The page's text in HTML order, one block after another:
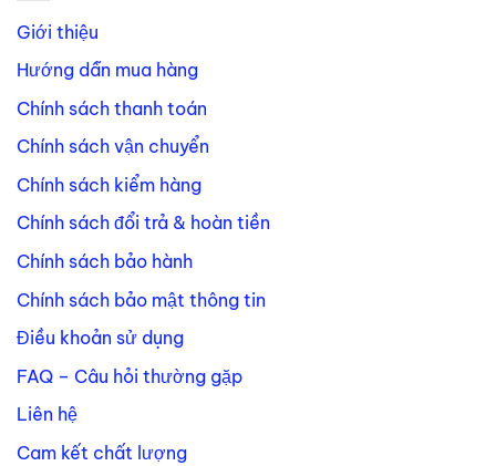
Giới thiệu
Hướng dẫn mua hàng
Chính sách thanh toán
Chính sách vận chuyển
Chính sách kiểm hàng
Chính sách đổi trả & hoàn tiền
Chính sách bảo hành
Chính sách bảo mật thông tin
Điều khoản sử dụng
FAQ – Câu hỏi thường gặp
Liên hệ
Cam kết chất lượng